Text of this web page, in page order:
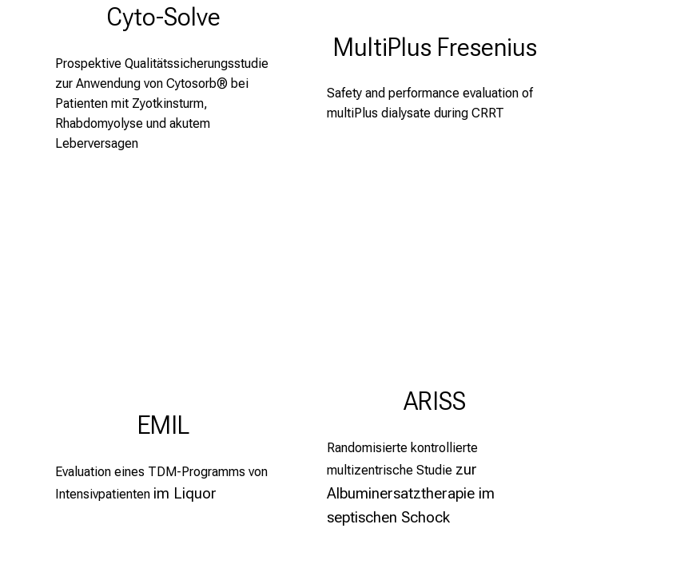
Cyto-Solve
Prospektive Qualitätssicherungsstudie
zur Anwendung von Cytosorb® bei
Patienten mit Zyotkinsturm,
Rhabdomyolyse und akutem
Leberversagen
MultiPlus Fresenius
Safety and performance evaluation of
multiPlus dialysate during CRRT
EMIL
Evaluation eines TDM-Programms von
Intensivpatienten im Liquor
ARISS
Randomisierte kontrollierte
multizentrische Studie zur
Albuminersatztherapie im
septischen Schock